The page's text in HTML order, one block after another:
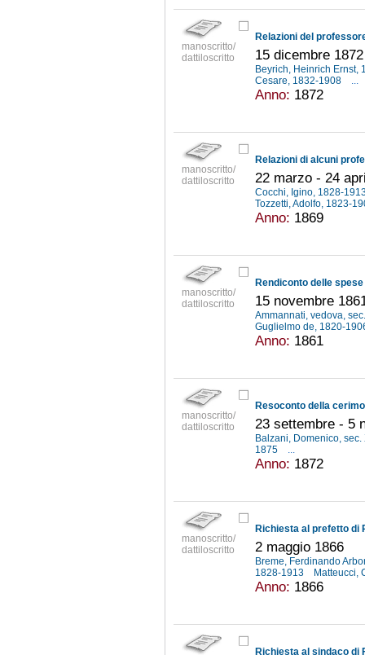
manoscritto/
dattiloscritto
15 dicembre
Beyrich, Heinrich Ernst,
Cesare, 1832-1908
...
Anno: 1872
manoscritto/
dattiloscritto
22 marzo - 24
Cocchi, Igino, 1828-
Tozzetti, Adolfo, 1823-
Anno: 1869
manoscritto/
dattiloscritto
15 novembre
Ammannati, vedova,
Guglielmo de, 1820-
Anno: 1861
manoscritto/
dattiloscritto
23 settembre - 5
Balzani, Domenico,
1875
...
Anno: 1872
manoscritto/
dattiloscritto
2 maggio 1866
Breme, Ferdinando
1828-1913
Matteucci,
Anno: 1866